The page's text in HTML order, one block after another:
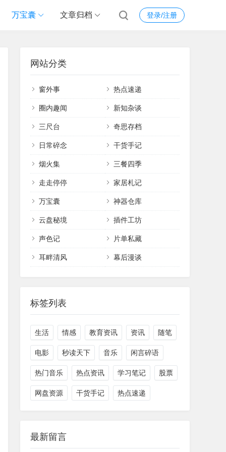
登录/注册
万宝囊 文章归档
网站分类
窗外事 热点速递
圈内趣闻 新知杂谈
三尺台 奇思存档
日常碎念 干货手记
烟火集 三餐四季
走走停停 家居札记
万宝囊 神器仓库
云盘秘境 插件工坊
声色记 片单私藏
耳畔清风 幕后漫谈
标签列表
生活 情感 教育资讯 资讯 随笔
电影 秒读天下 音乐 闲言碎语
热门音乐 热点资讯 学习笔记 股票
网盘资源 干货手记 热点速递
最新留言